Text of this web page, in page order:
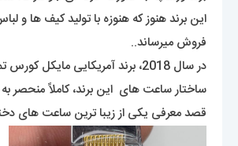
فروش میرساند..
در سال 2018، برند آمریکایی مایکل کورس تمام سهام شرکت ورساچه را با قیمت حدود دو میلیارد دلار خریداری کرد.
ساختار ساعت های این برند، کاملاً منحصر
قصد معرفی یکی از زیبا ترین ساعت های